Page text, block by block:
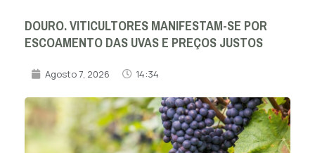
DOURO. VITICULTORES MANIFESTAM-SE POR
ESCOAMENTO DAS UVAS E PREÇOS JUSTOS
Agosto 7, 2026 14:34